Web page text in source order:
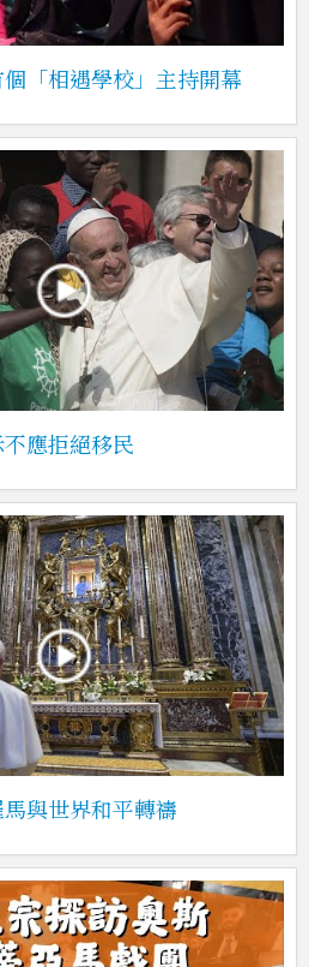
「相遇學校」主持開幕
應拒絕移民
與世界和平轉禱